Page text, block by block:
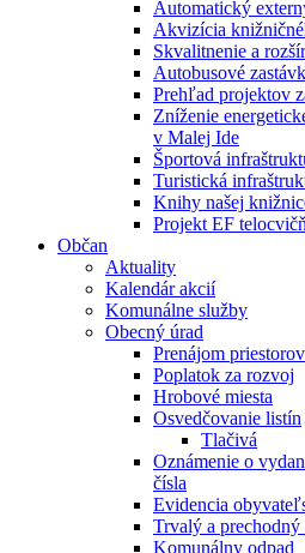
Automatický
Akvizícia
Skvalitnenie a
Autobusové
Prehľad projektov
Zníženie
v Malej Ide
Športová
Turistická
Knihy našej
Projekt EF
Občan
Aktuality
Kalendár akcií
Komunálne služby
Obecný úrad
Prenájom
Poplatok za rozvoj
Hrobové miesta
Osvedčovanie listín
Tlačivá
Oznámenie o
čísla
Evidencia
Trvalý a prechodný
Komunálny odpad